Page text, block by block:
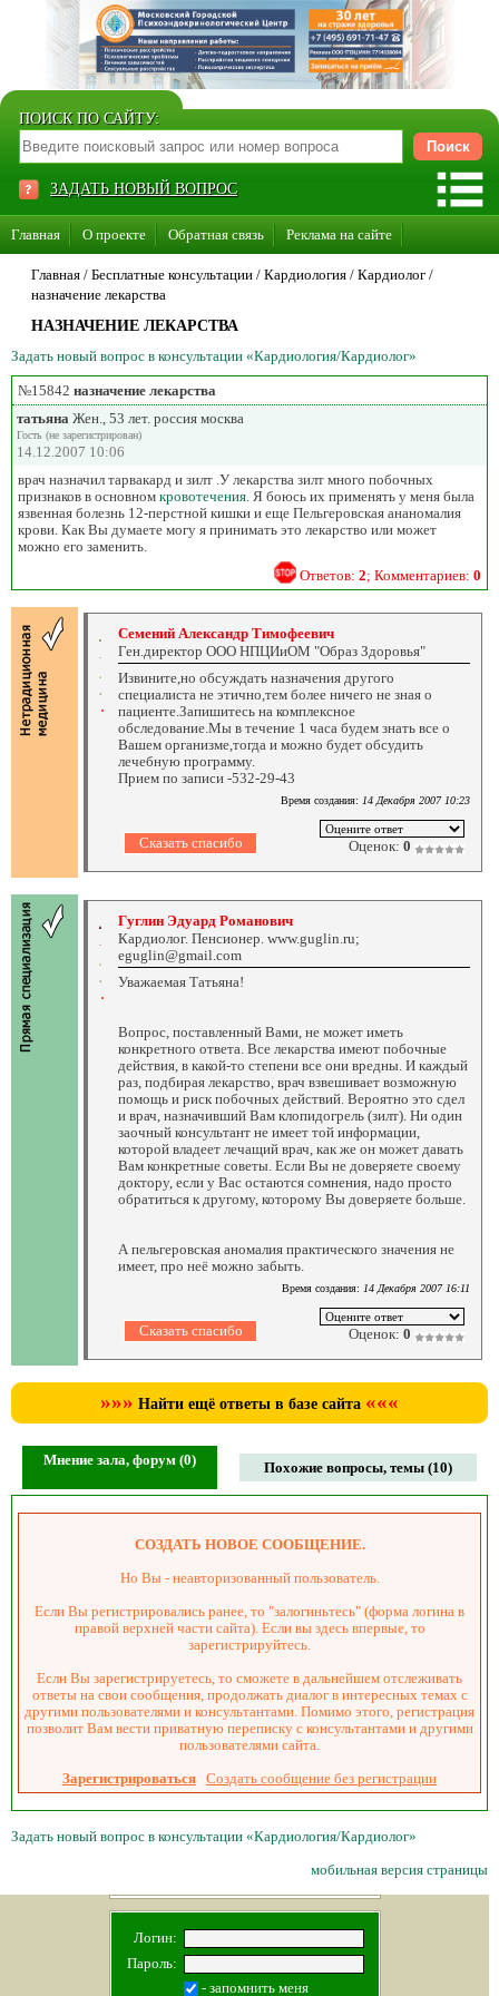
ПОИСК ПО САЙТУ:
ЗАДАТЬ НОВЫЙ ВОПРОС
Главная О проекте Обратная связь Реклама на сайте
Стать консультантом нашего сайта
Главная / Бесплатные консультации / Кардиология / Кардиолог /
назначение лекарства
НАЗНАЧЕНИЕ ЛЕКАРСТВА
Задать новый вопрос в консультации «Кардиология/Кардиолог»
№15842 назначение лекарства
татьяна Жен., 53 лет. россия москва
Гость (не зарегистрирован)
14.12.2007 10:06
врач назначил тарвакард и зилт .У лекарства зилт много побочных
признаков в основном кровотечения . Я боюсь их применять у меня была
язвенная болезнь 12-перстной кишки и еще Пельгеровская ананомалия
крови. Как Вы думаете могу я принимать это лекарство или может
можно его заменить.
Ответов: 2; Комментариев: 0
Семений Александр Тимофеевич
Ген.директор ООО НПЦИиОМ "Образ Здоровья"
Извините,но обсуждать назначения другого
специалиста не этично,тем более ничего не зная о
пациенте.Запишитесь на комплексное
обследование.Мы в течение 1 часа будем знать все о
Вашем организме,тогда и можно будет обсудить
лечебную программу.
Прием по записи -532-29-43
Время создания: 14 Декабря 2007 10:23
Оценок: 0
Гуглин Эдуард Романович
Кардиолог. Пенсионер. www.guglin.ru;
eguglin@gmail.com
Уважаемая Татьяна!
Вопрос, поставленный Вами, не может иметь
конкретного ответа. Все лекарства имеют побочные
действия, в какой-то степени все они вредны. И каждый
раз, подбирая лекарство, врач взвешивает возможную
помощь и риск побочных действий. Вероятно это сдел
и врач, назначивший Вам клопидогрель (зилт). Ни один
заочный консультант не имеет той информации,
которой владеет лечащий врач, как же он может давать
Вам конкретные советы. Если Вы не доверяете своему
доктору, если у Вас остаются сомнения, надо просто
обратиться к другому, которому Вы доверяете больше.
А пельгеровская аномалия практического значения не
имеет, про неё можно забыть.
Время создания: 14 Декабря 2007 16:11
Оценок: 0
»»» Найти ещё ответы в базе сайта «««
Мнение зала, форум (0) Похожие вопросы, темы (10)
СОЗДАТЬ НОВОЕ СООБЩЕНИЕ.
Но Вы - неавторизованный пользователь.
Если Вы регистрировались ранее, то "залогиньтесь" (форма логина в
правой верхней части сайта). Если вы здесь впервые, то
зарегистрируйтесь.
Если Вы зарегистрируетесь, то сможете в дальнейшем отслеживать
ответы на свои сообщения, продолжать диалог в интересных темах с
другими пользователями и консультантами. Помимо этого, регистрация
позволит Вам вести приватную переписку с консультантами и другими
пользователями сайта.
Зарегистрироваться Создать сообщение без регистрации
Задать новый вопрос в консультации «Кардиология/Кардиолог»
мобильная версия страницы
Логин:
Пароль:
- запомнить меня